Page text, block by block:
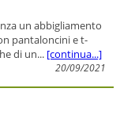
un abbigliamento
pantaloncini e t-
di un... [continua...]
20/09/2021